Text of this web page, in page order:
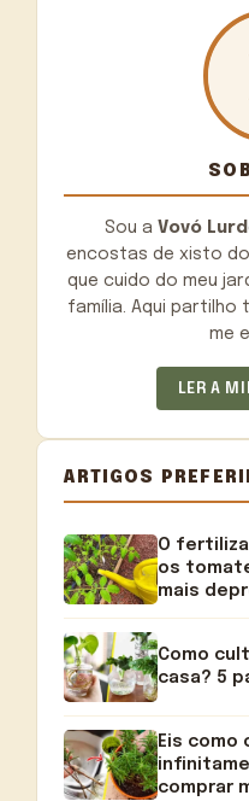
Sou a Vovó
encostas de xisto do
que cuido do meu
família. Aqui partilho
me
LER A
ARTIGOS
O
os
mais
Como
casa? 5
Eis como
comprar